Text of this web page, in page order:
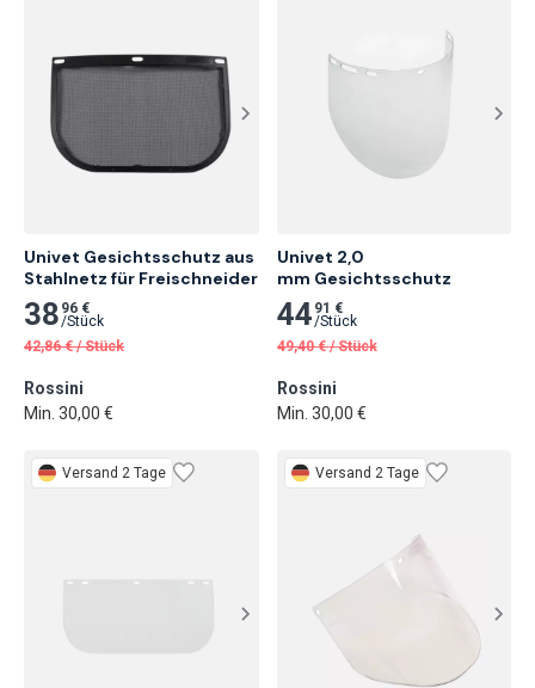
Univet Gesichtsschutz aus
Stahlnetz für Freischneider
38 96 €
/Stück
42,86 € /Stück
Rossini
Min. 30,00 €
Univet 2,0
mm Gesichtsschutz
44 91 €
/Stück
49,40 € /Stück
Rossini
Min. 30,00 €
Versand 2 Tage Versand 2 Tage